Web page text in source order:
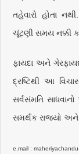
તહેવારો હોતા
ચૂંટણી સમય નક્કી
ફાયદા અને
દ્રષ્ટિથી આ
સર્વસંમતિ
સમર્થક રાજ્યો
e.mail :